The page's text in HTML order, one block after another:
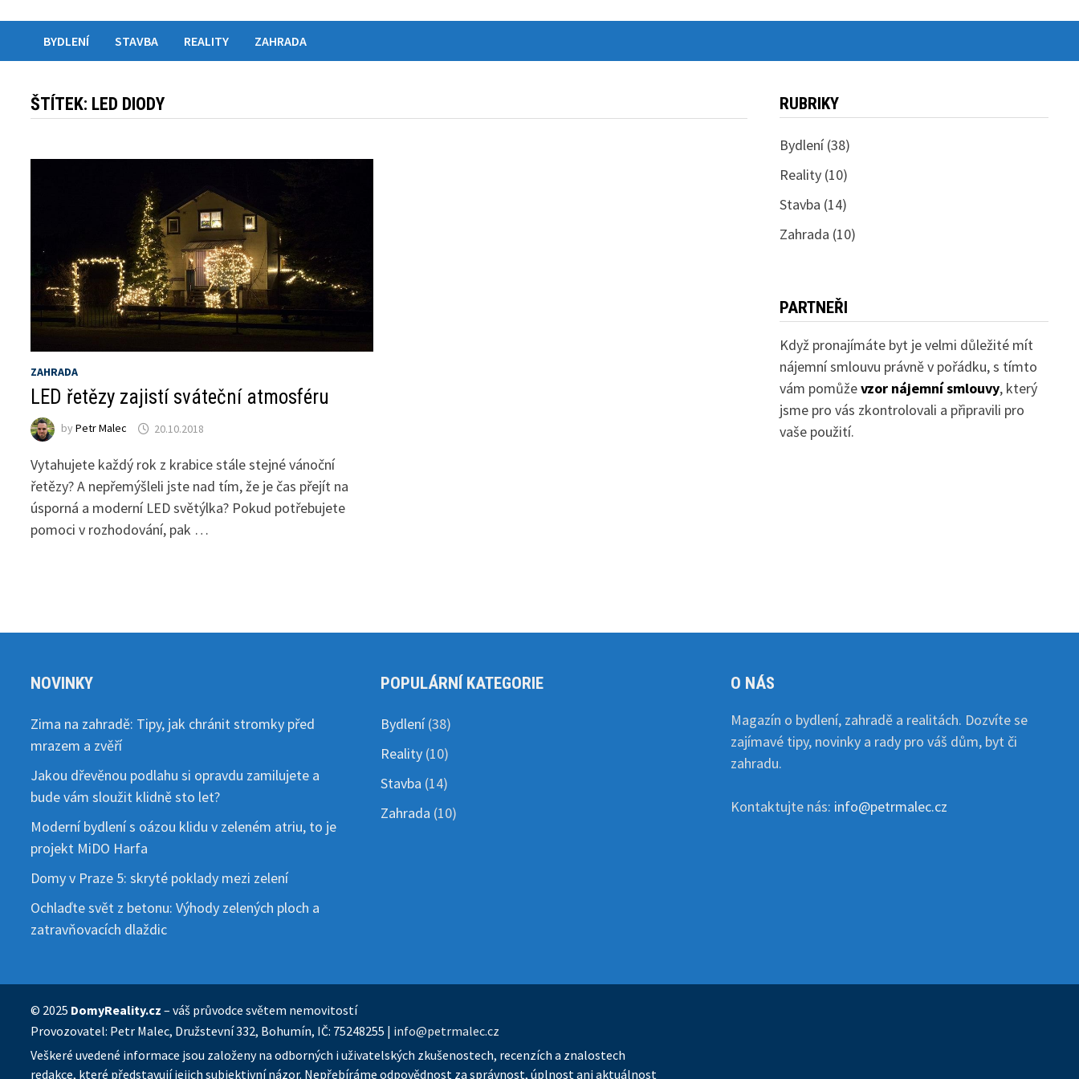
BYDLENÍ STAVBA REALITY ZAHRADA
ŠTÍTEK: LED DIODY
ZAHRADA
LED řetězy zajistí sváteční atmosféru
byPetr Malec 20.10.2018
Vytahujete každý rok z krabice stále stejné vánoční
řetězy? A nepřemýšleli jste nad tím, že je čas přejít na
úsporná a moderní LED světýlka? Pokud potřebujete
pomoci v rozhodování, pak …
RUBRIKY
Bydlení(38)
Reality(10)
Stavba (14)
Zahrada (10)
PARTNEŘI
Když pronajímáte byt je velmi důležité mít
nájemní smlouvu právně v pořádku, s tímto
vám pomůževzor nájemní smlouvy, který
jsme pro vás zkontrolovali a připravili pro
vaše použití.
NOVINKY
Zima na zahradě: Tipy, jak chránit stromky před
mrazem a zvěří
Jakou dřevěnou podlahu si opravdu zamilujete a
bude vám sloužit klidně sto let?
Moderní bydlení s oázou klidu v zeleném atriu, to je
projekt MiDO Harfa
Domy v Praze 5: skryté poklady mezi zelení
Ochlaďte svět z betonu: Výhody zelených ploch a
zatravňovacích dlaždic
POPULÁRNÍ KATEGORIE
Bydlení(38)
Reality (10)
Stavba (14)
Zahrada (10)
O NÁS
Magazín o bydlení, zahradě a realitách. Dozvíte se
zajímavé tipy, novinky a rady pro váš dům, byt či
zahradu.
Kontaktujte nás: info@petrmalec.cz
© 2025 DomyReality.cz – váš průvodce světem nemovitostí
Provozovatel: Petr Malec, Družstevní 332, Bohumín, IČ: 75248255 | info@petrmalec.cz
Veškeré uvedené informace jsou založeny na odborných i uživatelských zkušenostech, recenzích a znalostech
redakce, které představují jejich subjektivní názor. Nepřebíráme odpovědnost za správnost, úplnost ani aktuálnost